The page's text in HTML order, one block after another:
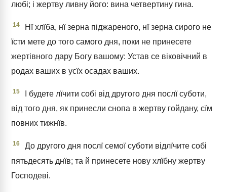
любі; і жертву ливну його: вина четвертину гина.
14
Нї хлїба, нї зерна піджареного, нї зерна сирого не
їсти мете до того самого дня, поки не принесете
жертівного дару Богу вашому: Устав се віковічний в
родах ваших в усїх осадах ваших.
15
І будете лїчити собі від другого дня послї суботи,
від того дня, як принесли снопа в жертву гойдану, сїм
повних тижнїв.
16
До другого дня послї семої суботи відлїчите собі
пятьдесять днїв; та й принесете нову хлїбну жертву
Господеві.